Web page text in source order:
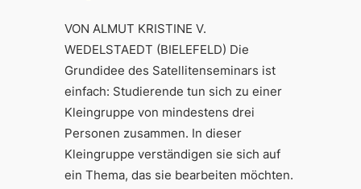
VON ALMUT KRISTINE V.
WEDELSTAEDT (BIELEFELD) Die
Grundidee des Satellitenseminars ist
einfach: Studierende tun sich zu einer
Kleingruppe von mindestens drei
Personen zusammen. In dieser
Kleingruppe verständigen sie sich auf
ein Thema, das sie bearbeiten möchten.